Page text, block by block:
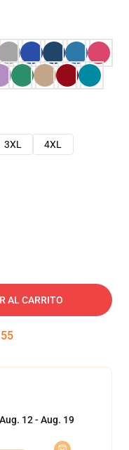
3XL
4XL
AL CARRITO
54
Aug. 12 - Aug. 19